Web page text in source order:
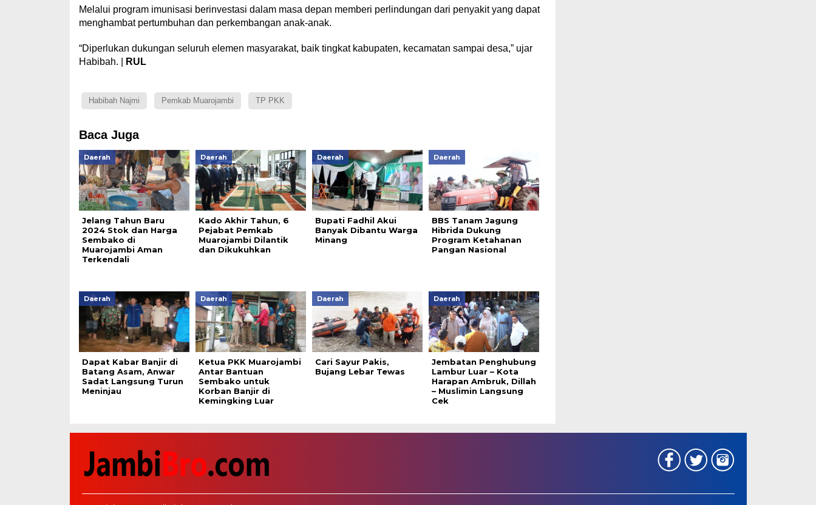
Melalui program imunisasi berinvestasi dalam masa depan memberi perlindungan dari penyakit yang dapat
menghambat pertumbuhan dan perkembangan anak-anak.
“Diperlukan dukungan seluruh elemen masyarakat, baik tingkat kabupaten, kecamatan sampai desa,” ujar
Habibah. |
RUL
Habibah Najmi Pemkab Muarojambi TP PKK
Baca Juga
Daerah
Jelang Tahun Baru
2024 Stok dan Harga
Sembako di
Muarojambi Aman
Terkendali
Daerah
Kado Akhir Tahun, 6
Pejabat Pemkab
Muarojambi Dilantik
dan Dikukuhkan
Daerah
Bupati Fadhil Akui
Banyak Dibantu Warga
Minang
Daerah
BBS Tanam Jagung
Hibrida Dukung
Program Ketahanan
Pangan Nasional
Daerah
Dapat Kabar Banjir di
Batang Asam, Anwar
Sadat Langsung Turun
Meninjau
Daerah
Ketua PKK Muarojambi
Antar Bantuan
Sembako untuk
Korban Banjir di
Kemingking Luar
Daerah
Cari Sayur Pakis,
Bujang Lebar Tewas
Daerah
Jembatan Penghubung
Lambur Luar – Kota
Harapan Ambruk, Dillah
– Muslimin Langsung
Cek